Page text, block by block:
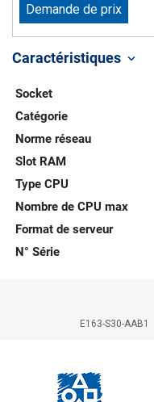
Demande de prix
Caractéristiques keyboard_arrow_down
Socket
Catégorie
Norme réseau
Slot RAM
Type CPU
Nombre de CPU max
Format de serveur
N° Série
E163-S30-AAB1